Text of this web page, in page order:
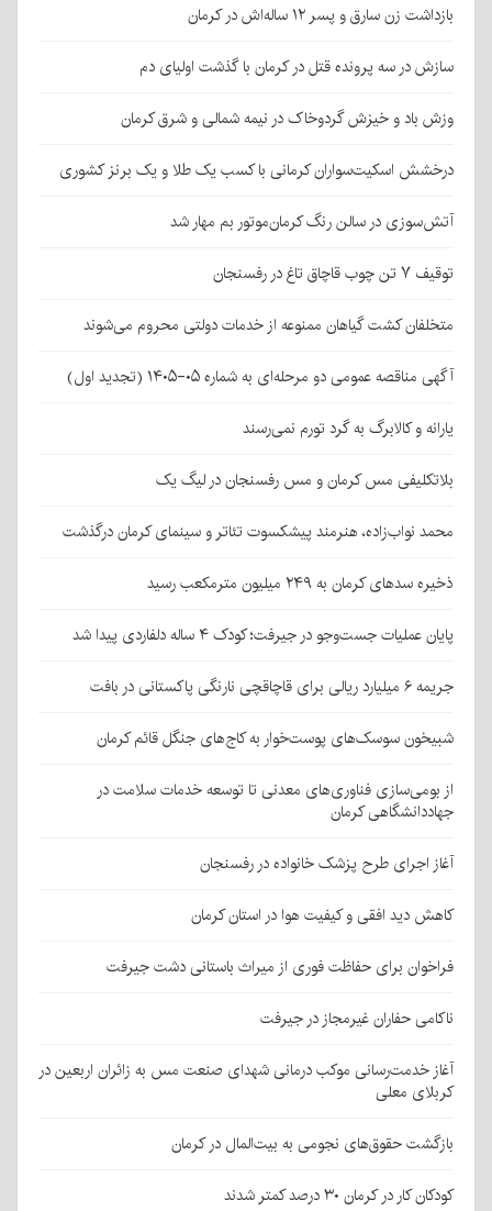
بازداشت زن سارق و پسر ۱۲ ساله‌اش در کرمان
سازش در سه پرونده قتل در کرمان با گذشت اولیای دم
وزش باد و خیزش گردوخاک در نیمه شمالی و شرق کرمان
درخشش اسکیت‌سواران کرمانی با کسب یک طلا و یک برنز کشوری
آتش‌سوزی در سالن رنگ کرمان‌موتور بم مهار شد
توقیف ۷ تن چوب قاچاق تاغ در رفسنجان
متخلفان کشت گیاهان ممنوعه از خدمات دولتی محروم می‌شوند
آگهی مناقصه عمومی دو مرحله‌ای به شماره ۰۵-۱۴۰۵ (تجدید اول)
یارانه و کالابرگ به گرد تورم نمی‌رسند
بلاتکلیفی مس کرمان و مس رفسنجان در لیگ یک
محمد نواب‌زاده، هنرمند پیشکسوت تئاتر و سینمای کرمان درگذشت
ذخیره سدهای کرمان به ۲۴۹ میلیون مترمکعب رسید
پایان عملیات جست‌وجو در جیرفت؛ کودک ۴ ساله دلفاردی پیدا شد
جریمه ۶ میلیارد ریالی برای قاچاقچی نارنگی پاکستانی در بافت
شبیخون سوسک‌های پوست‌خوار به کاج‌های جنگل قائم کرمان
از بومی‌سازی فناوری‌های معدنی تا توسعه خدمات سلامت در
جهاددانشگاهی کرمان
آغاز اجرای طرح پزشک خانواده در رفسنجان
کاهش دید افقی و کیفیت هوا در استان کرمان
فراخوان برای حفاظت فوری از میراث باستانی دشت جیرفت
ناکامی حفاران غیرمجاز در جیرفت
آغاز خدمت‌رسانی موکب درمانی شهدای صنعت مس به زائران اربعین در
کربلای معلی
بازگشت حقوق‌های نجومی به بیت‌المال در کرمان
کودکان کار در کرمان ۳۰ درصد کمتر شدند